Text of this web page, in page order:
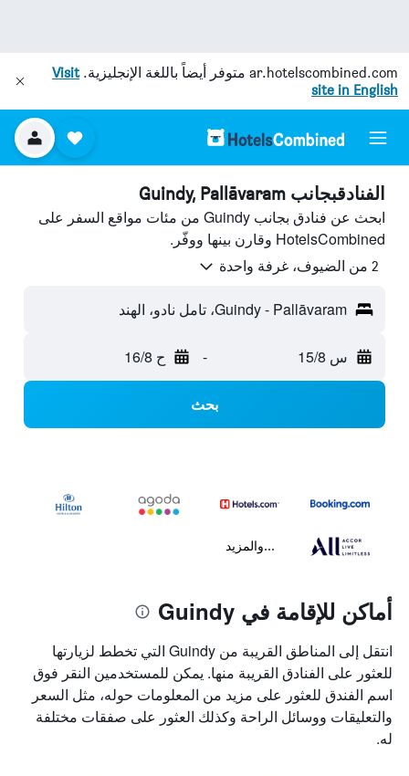
ar.hotelscombined.com متوفر أيضاً باللغة الإنجليزية.Visit
site in English
الفنادقبجانب Guindy, Pallāvaram
ابحث عن فنادق بجانب Guindy من مئات مواقع السفر على
HotelsCombined وقارن بينها ووفّر.
2 من الضيوف، غرفة واحدة
Guindy - Pallāvaram، تامل نادو، الهند
س 15/8 - ح 16/8
بحث
...والمزيد
أماكن للإقامة في Guindy
انتقل إلى المناطق القريبة من Guindy التي تخطط لزيارتها
للعثور على الفنادق القريبة منها. يمكن للمستخدمين النقر فوق
اسم الفندق للعثور على مزيد من المعلومات حوله، مثل السعر
والتعليقات ووسائل الراحة وكذلك العثور على صفقات مختلفة
له.